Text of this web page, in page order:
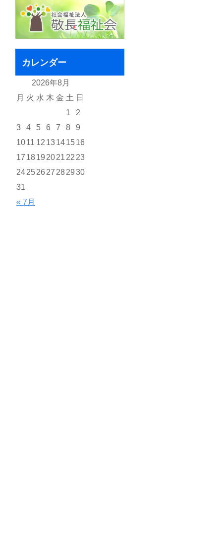
カレンダー
2026年8月
月 火 水 木 金 土 日
« 7月
1
2
3
4 5 6 7 8
9
1011 12 13141516
17 1819 2021 22 23
242526 27 282930
31